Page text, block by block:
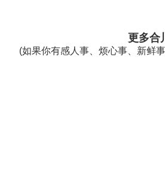
更多合
(如果你有感人事、烦心事、新鲜